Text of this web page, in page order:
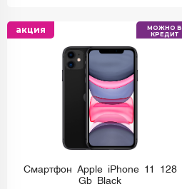
акция
МОЖНО В
КРЕДИТ
Смартфон Apple iPhone 11 128
Gb Black